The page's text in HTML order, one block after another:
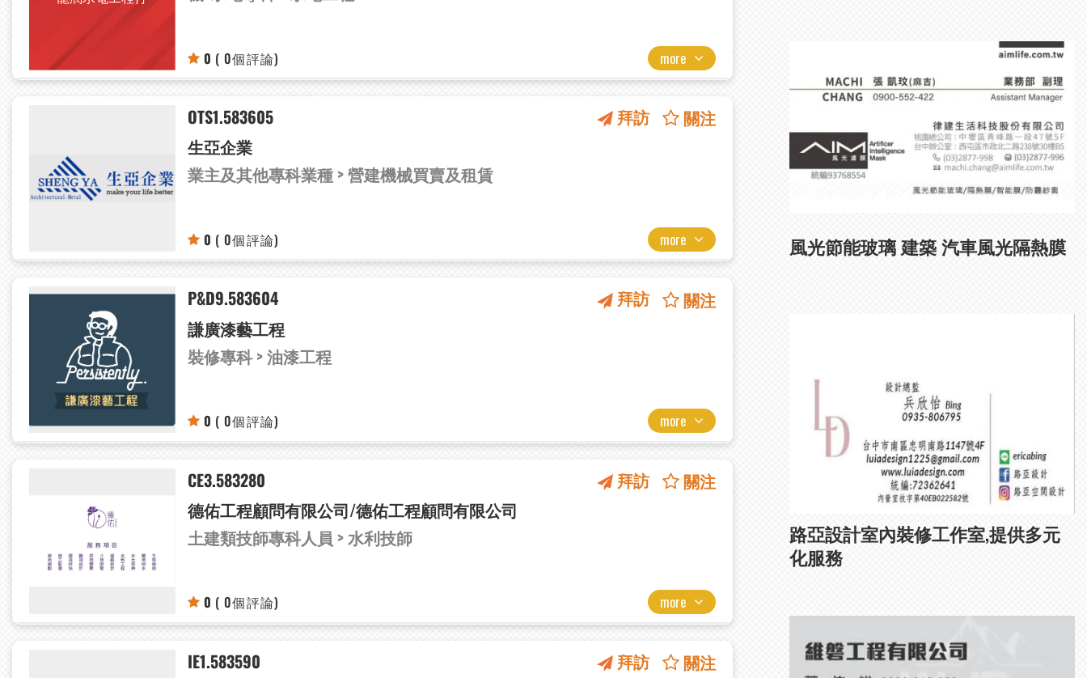
0 ( 0個評論) more
OTS1.583605 拜訪
關注
生亞企業
業主及其他專科業種 > 營建機械買賣及租賃
0 ( 0個評論) more
P&D9.583604 拜訪
關注
謙廣漆藝工程
裝修專科 > 油漆工程
0 ( 0個評論) more
CE3.583280 拜訪
關注
德佑工程顧問有限公司/德佑工程顧問有限公司
土建類技師專科人員 > 水利技師
0 ( 0個評論) more
IE1.583590 拜訪
關注
風光節能玻璃 建築 汽車風光隔熱膜
路亞設計室內裝修工作室,提供多元
化服務